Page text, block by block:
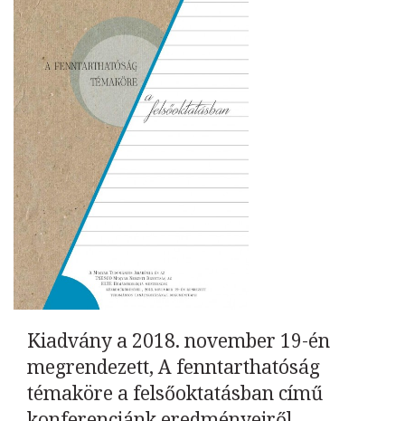
Kiadvány a 2018. november 19-én
megrendezett, A fenntarthatóság
témaköre a felsőoktatásban című